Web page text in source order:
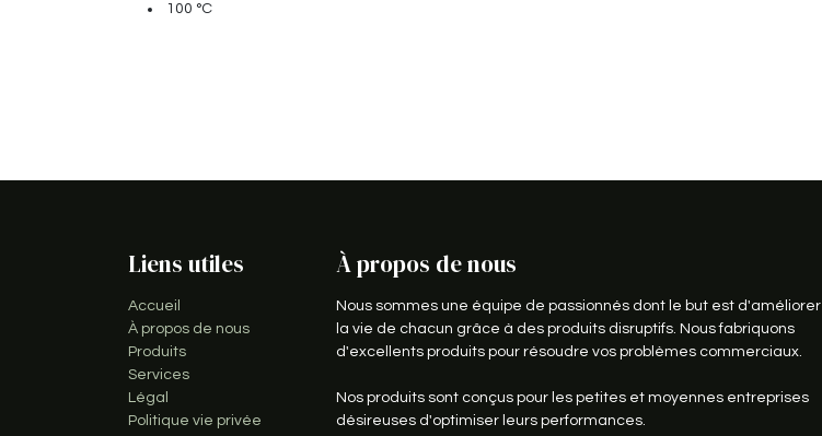
100 °C
Liens utiles
Accueil
À propos de nous
Produits
Services
Légal
Politique vie privée
À propos de nous
Nous sommes une équipe de passionnés dont le but est d'améliorer
la vie de chacun grâce à des produits disruptifs. Nous fabriquons
d'excellents produits pour résoudre vos problèmes commerciaux.
Nos produits sont conçus pour les petites et moyennes entreprises
désireuses d'optimiser leurs performances.